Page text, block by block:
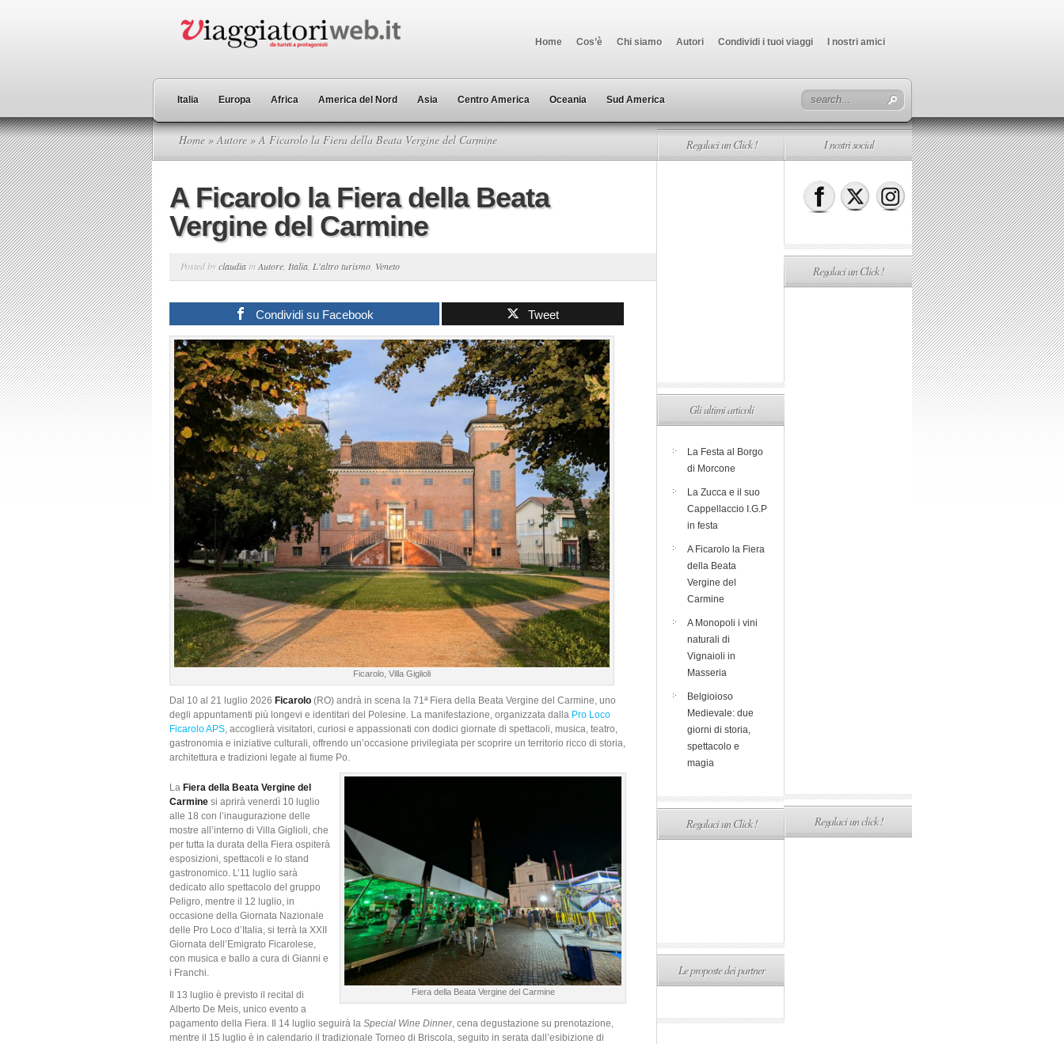
Home Cos’è Chi siamo Autori Condividi i tuoi viaggi I nostri amici
Italia Europa Africa America del Nord Asia Centro America Oceania Sud America
Home »Autore » A Ficarolo la Fiera della Beata Vergine del Carmine
A Ficarolo la Fiera della Beata
Vergine del Carmine
Posted byclaudia in Autore Italia L'altro turismo Veneto
Condividi su Facebook Tweet
Ficarolo, Villa Giglioli
Dal 10 al 21 luglio 2026 Ficarolo (RO) andrà in scena la 71ª Fiera della Beata Vergine del Carmine, uno
degli appuntamenti più longevi e identitari del Polesine. La manifestazione, organizzata dalla Pro Loco
Ficarolo APS, accoglierà visitatori, curiosi e appassionati con dodici giornate di spettacoli, musica, teatro,
gastronomia e iniziative culturali, offrendo un’occasione privilegiata per scoprire un territorio ricco di storia,
architettura e tradizioni legate al fiume Po.
Fiera della Beata Vergine del Carmine
La Fiera della Beata Vergine del
Carmine si aprirà venerdì 10 luglio
alle 18 con l’inaugurazione delle
mostre all’interno di Villa Giglioli, che
per tutta la durata della Fiera ospiterà
esposizioni, spettacoli e lo stand
gastronomico. L’11 luglio sarà
dedicato allo spettacolo del gruppo
Peligro, mentre il 12 luglio, in
occasione della Giornata Nazionale
delle Pro Loco d’Italia, si terrà la XXII
Giornata dell’Emigrato Ficarolese,
con musica e ballo a cura di Gianni e
i Franchi.
Il 13 luglio è previsto il recital di
Alberto De Meis, unico evento a
pagamento della Fiera. Il 14 luglio seguirà la Special Wine Dinner, cena degustazione su prenotazione,
mentre il 15 luglio è in calendario il tradizionale Torneo di Briscola, seguito in serata dall’esibizione di
Regalaci un Click !
Gli ultimi articoli
La Festa al Borgo
di Morcone
La Zucca e il suo
Cappellaccio I.G.P
in festa
A Ficarolo la Fiera
della Beata
Vergine del
Carmine
A Monopoli i vini
naturali di
Vignaioli in
Masseria
Belgioioso
Medievale: due
giorni di storia,
spettacolo e
magia
Regalaci un Click !
Le proposte dei partner
I nostri social
Regalaci un Click !
Regalaci un click !